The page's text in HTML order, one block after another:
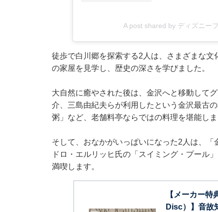
A post shared by ディズニー
徒歩で白川郷を探索する2人は、さまざまな
の家屋を見学し、歴史の深さを学びました。
大自然に癒やされた後は、金沢へと移動して
介、三島由紀夫らが利用したという金沢最古
粥」など、老舗料亭ならではの料理を堪能しま
そして、おなかがいっぱいになった2人は、
ドロ・エルリッヒ氏の「スイミング・プール
満喫します。
【メーカー
Disc）】音故